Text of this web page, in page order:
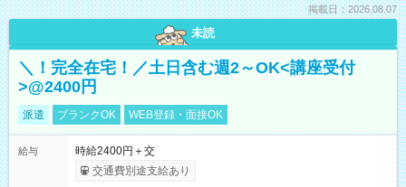
掲載日：2026.08.07
未読
＼！完全在宅！／土日含む週2～OK<講座受付
>@2400円
派遣 ブランクOK WEB登録・面接OK
給与
時給2400円＋交
交通費別途支給あり